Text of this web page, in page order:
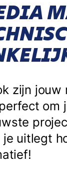
zijn
uitlegt